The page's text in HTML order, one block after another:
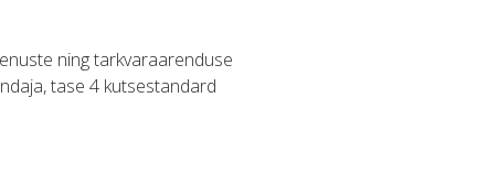
ning tarkvaraarenduse
tase 4 kutsestandard